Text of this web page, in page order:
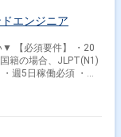
エンジニア
【必須要件】 ・20
籍の場合、JLPT(N1)
週5日稼働必須 ・エ
ストまでをお願い